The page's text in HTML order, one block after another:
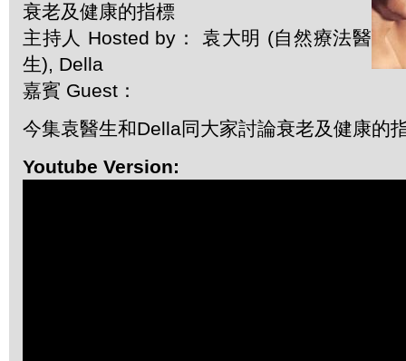
衰老及健康的指標
主持人 Hosted by： 袁大明 (自然療法醫
生), Della
嘉賓 Guest：
今集袁醫生和Della同大家討論衰老及健康的
Youtube Version: